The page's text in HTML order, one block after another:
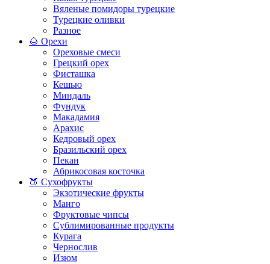
Вяленые помидоры турецкие
Турецкие оливки
Разное
🌰 Орехи
Ореховые смеси
Грецкий орех
Фисташка
Кешью
Миндаль
Фундук
Макадамия
Арахис
Кедровый орех
Бразильский орех
Пекан
Абрикосовая косточка
🍑 Сухофрукты
Экзотические фрукты
Манго
Фруктовые чипсы
Сублимированные продукты
Курага
Чернослив
Изюм